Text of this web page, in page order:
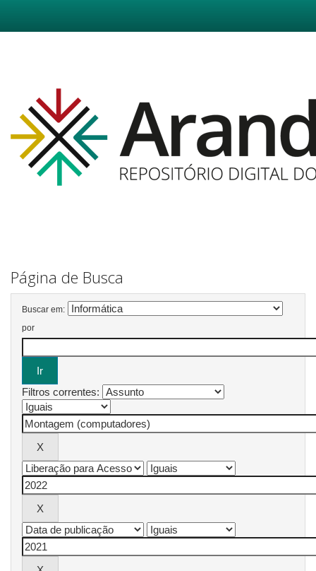
Página de Busca
Buscar em:
por
Filtros correntes: